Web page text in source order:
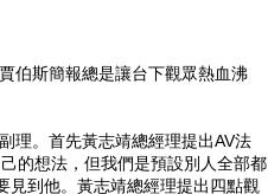
伯斯簡報總是讓台下觀眾熱血沸
理。首先黃志靖總經理提出AV法
的想法，但我們是預設別人全部都
見到他。黃志靖總經理提出四點觀